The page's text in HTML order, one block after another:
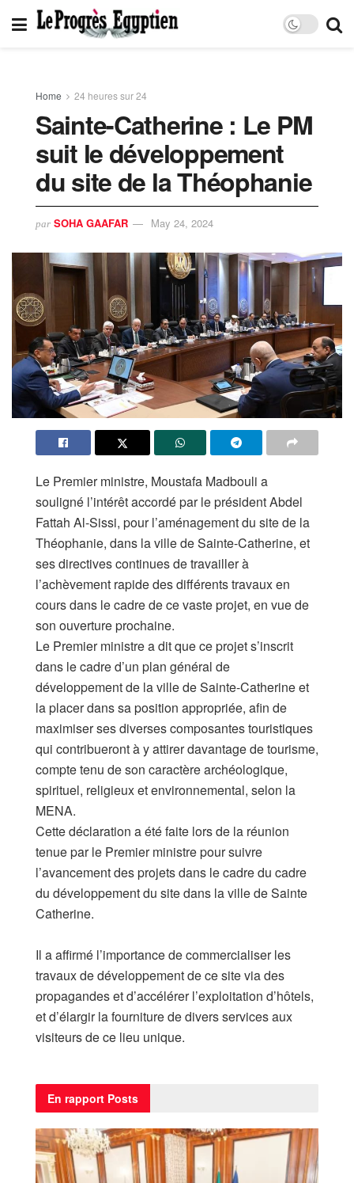
Home 24 heures sur 24
Sainte-Catherine : Le PM
suit le développement
du site de la Théophanie
par SOHA GAAFAR May 24, 2024
Le Premier ministre, Moustafa Madbouli a
souligné l’intérêt accordé par le président Abdel
Fattah Al-Sissi, pour l’aménagement du site de la
Théophanie, dans la ville de Sainte-Catherine, et
ses directives continues de travailler à
l’achèvement rapide des différents travaux en
cours dans le cadre de ce vaste projet, en vue de
son ouverture prochaine.
Le Premier ministre a dit que ce projet s’inscrit
dans le cadre d’un plan général de
développement de la ville de Sainte-Catherine et
la placer dans sa position appropriée, afin de
maximiser ses diverses composantes touristiques
qui contribueront à y attirer davantage de tourisme,
compte tenu de son caractère archéologique,
spirituel, religieux et environnemental, selon la
MENA.
Cette déclaration a été faite lors de la réunion
tenue par le Premier ministre pour suivre
l’avancement des projets dans le cadre du cadre
du développement du site dans la ville de Sainte
Catherine.
Il a affirmé l’importance de commercialiser les
travaux de développement de ce site via des
propagandes et d’accélérer l’exploitation d’hôtels,
et d’élargir la fourniture de divers services aux
visiteurs de ce lieu unique.
En rapport Posts